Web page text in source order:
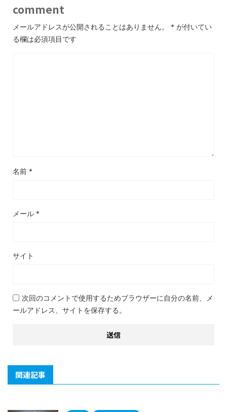
comment
メールアドレスが公開されることはありません。 * が付いてい
る欄は必須項目です
名前 *
メール *
サイト
次回のコメントで使用するためブラウザーに自分の名前、メ
ールアドレス、サイトを保存する。
関連記事